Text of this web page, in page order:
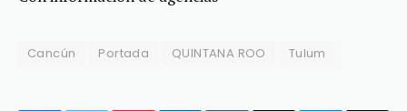
Cancún Portada QUINTANA ROO Tulum